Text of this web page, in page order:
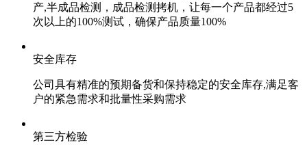
产,半成品检测，成品检测拷机，让每一个产品都经过5
次以上的100%测试，确保产品质量100%
安全库存
公司具有精准的预期备货和保持稳定的安全库存,满足客
户的紧急需求和批量性采购需求
第三方检验